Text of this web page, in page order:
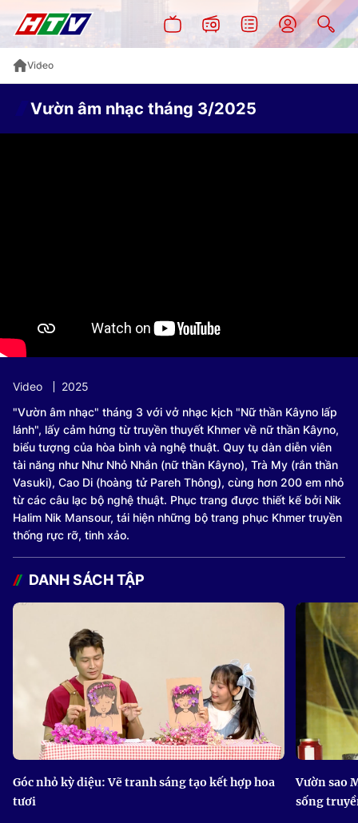
Video
Vườn âm nhạc tháng 3/2025
Video
2025
"Vườn âm nhạc" tháng 3 với vở nhạc kịch "Nữ thần Kâyno lấp
lánh", lấy cảm hứng từ truyền thuyết Khmer về nữ thần Kâyno,
biểu tượng của hòa bình và nghệ thuật. Quy tụ dàn diễn viên
tài năng như Như Nhỏ Nhắn (nữ thần Kâyno), Trà My (rắn thần
Vasuki), Cao Di (hoàng tử Pareh Thông), cùng hơn 200 em nhỏ
từ các câu lạc bộ nghệ thuật. Phục trang được thiết kế bởi Nik
Halim Nik Mansour, tái hiện những bộ trang phục Khmer truyền
thống rực rỡ, tinh xảo.
DANH SÁCH TẬP
Góc nhỏ kỳ diệu: Vẽ tranh sáng tạo kết hợp hoa
tươi
Vườn sao
sống